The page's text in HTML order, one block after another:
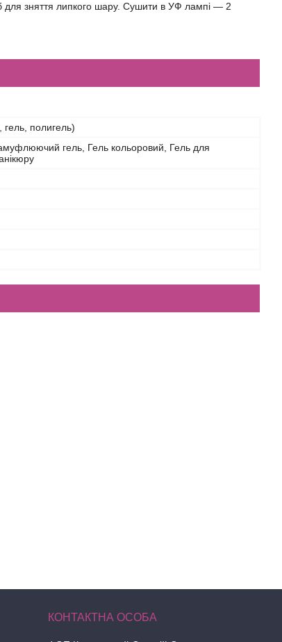
для зняття липкого шару. Сушити в УФ лампі — 2
гель, полигель)
гель, Гель кольоровий, Гель для